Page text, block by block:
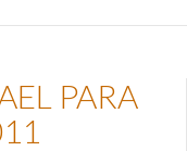
PARA